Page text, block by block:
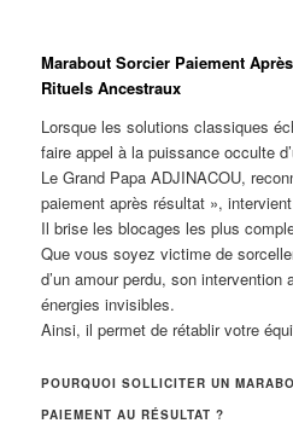
Marabout Sorcier Paiement
Rituels Ancestraux
Lorsque les solutions classiques
faire appel à la puissance occulte
Le Grand Papa ADJINACOU,
paiement après résultat »,
Il brise les blocages les plus
Que vous soyez victime de
d’un amour perdu, son intervention
énergies invisibles.
Ainsi, il permet de rétablir votre
POURQUOI SOLLICITER UN
PAIEMENT AU RÉSULTAT ?